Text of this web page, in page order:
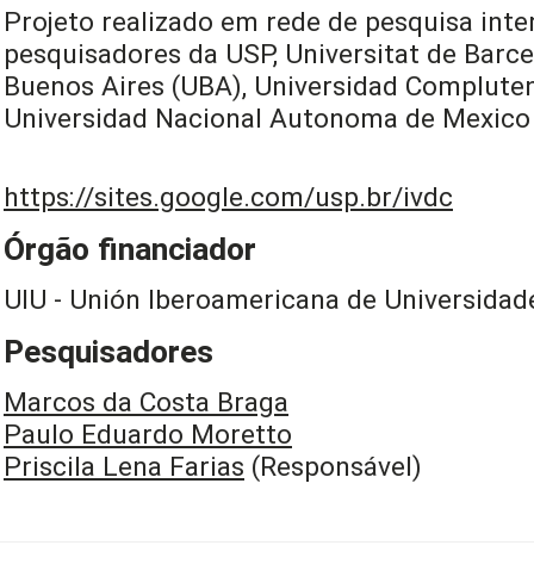
Projeto realizado em rede de pesquisa
pesquisadores da USP, Universitat de
Buenos Aires (UBA), Universidad
Universidad Nacional Autonoma de
https://sites.google.com/usp.br/ivdc
Órgão financiador
UIU - Unión Iberoamericana de
Pesquisadores
Marcos da Costa Braga
Paulo Eduardo Moretto
Priscila Lena Farias (Responsável)